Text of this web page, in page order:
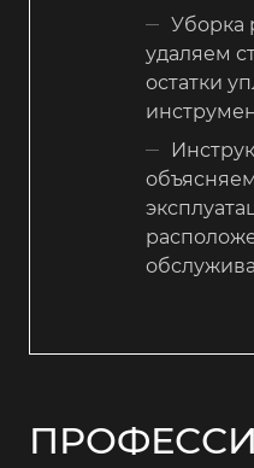
Уборка
удаляем
остатки